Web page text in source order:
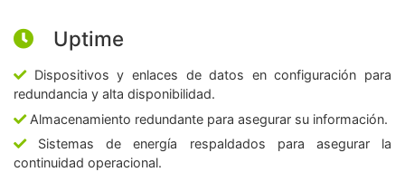
Uptime
Dispositivos y enlaces de datos en configuración para
redundancia y alta disponibilidad.
Almacenamiento redundante para asegurar su información.
Sistemas de energía respaldados para asegurar la
continuidad operacional.